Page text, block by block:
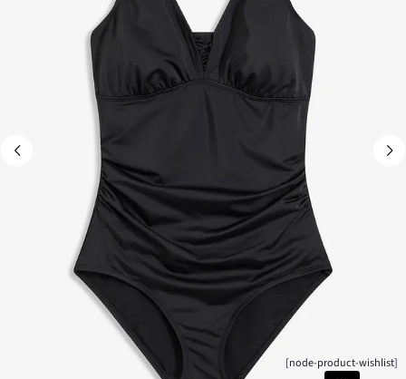
[node-product-wishlist]